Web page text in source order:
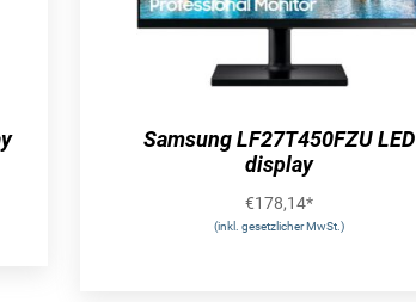
Samsung LF27T450FZU LED
display
€178,14*
(inkl. gesetzlicher MwSt.)